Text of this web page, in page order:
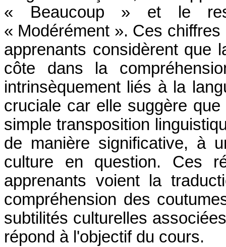
« Beaucoup » et le
« Modérément ». Ces
apprenants considèrent que
côte dans la
intrinsèquement liés à la
cruciale car elle suggère
simple transposition
de manière significative, à
culture en question. Ces
apprenants voient la
compréhension des
subtilités culturelles
répond à l'objectif du cours.